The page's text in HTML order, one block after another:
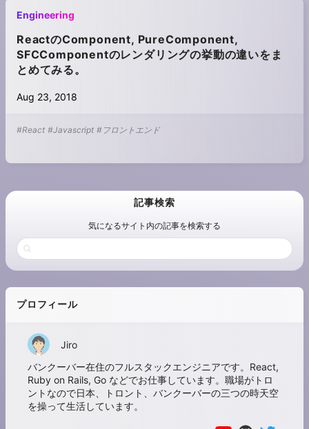
Engineering
ReactのComponent, PureComponent,
SFCComponentのレンダリングの挙動の違いをま
とめてみる。
Aug 23, 2018
#React #Javascript #フロントエンド
記事検索
気になるサイト内の記事を検索する
プロフィール
Jiro
バンクーバー在住のフルスタックエンジニアです。React,
Ruby on Rails, Go などでお仕事しています。職場がトロ
ントなので日本、トロント、バンクーバーの三つの時天空
を操って生活しています。